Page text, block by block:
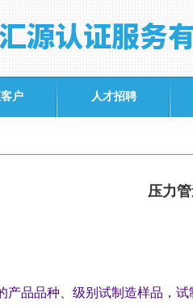
户 人才招聘
压力
产品品种、级别试制造样品，